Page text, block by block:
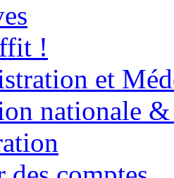
!
et
nationale